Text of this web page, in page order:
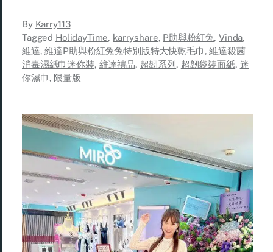
By Karry113
Tagged HolidayTime, karryshare, P助與粉紅兔,Vinda,
維達,維達P助與粉紅兔兔特別版特大快乾毛巾 ,維達殺菌
消毒濕紙巾迷你裝, 維達禮品, 超韌系列 , 超韌袋裝面紙, 迷
你濕巾 , 限量版